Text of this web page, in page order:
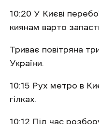
10:20 У Києві
киянам варто
Триває повітряна
України.
10:15 Рух метро в
гілках.
10:12 Під час